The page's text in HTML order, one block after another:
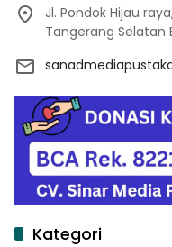
Jl. Pondok Hijau
Tangerang Selatan
Kategori